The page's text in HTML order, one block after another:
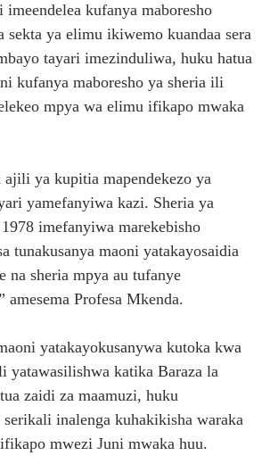
imeendelea kufanya maboresho
ya elimu ikiwemo kuandaa sera
tayari imezinduliwa, huku hatua
kufanya maboresho ya sheria ili
mpya wa elimu ifikapo mwaka
ajili ya kupitia mapendekezo ya
yamefanyiwa kazi. Sheria ya
imefanyiwa marekebisho
tunakusanya maoni yatakayosaidia
na sheria mpya au tufanye
amesema Profesa Mkenda.
yatakayokusanywa kutoka kwa
yatawasilishwa katika Baraza la
zaidi za maamuzi, huku
inalenga kuhakikisha waraka
mwezi Juni mwaka huu.